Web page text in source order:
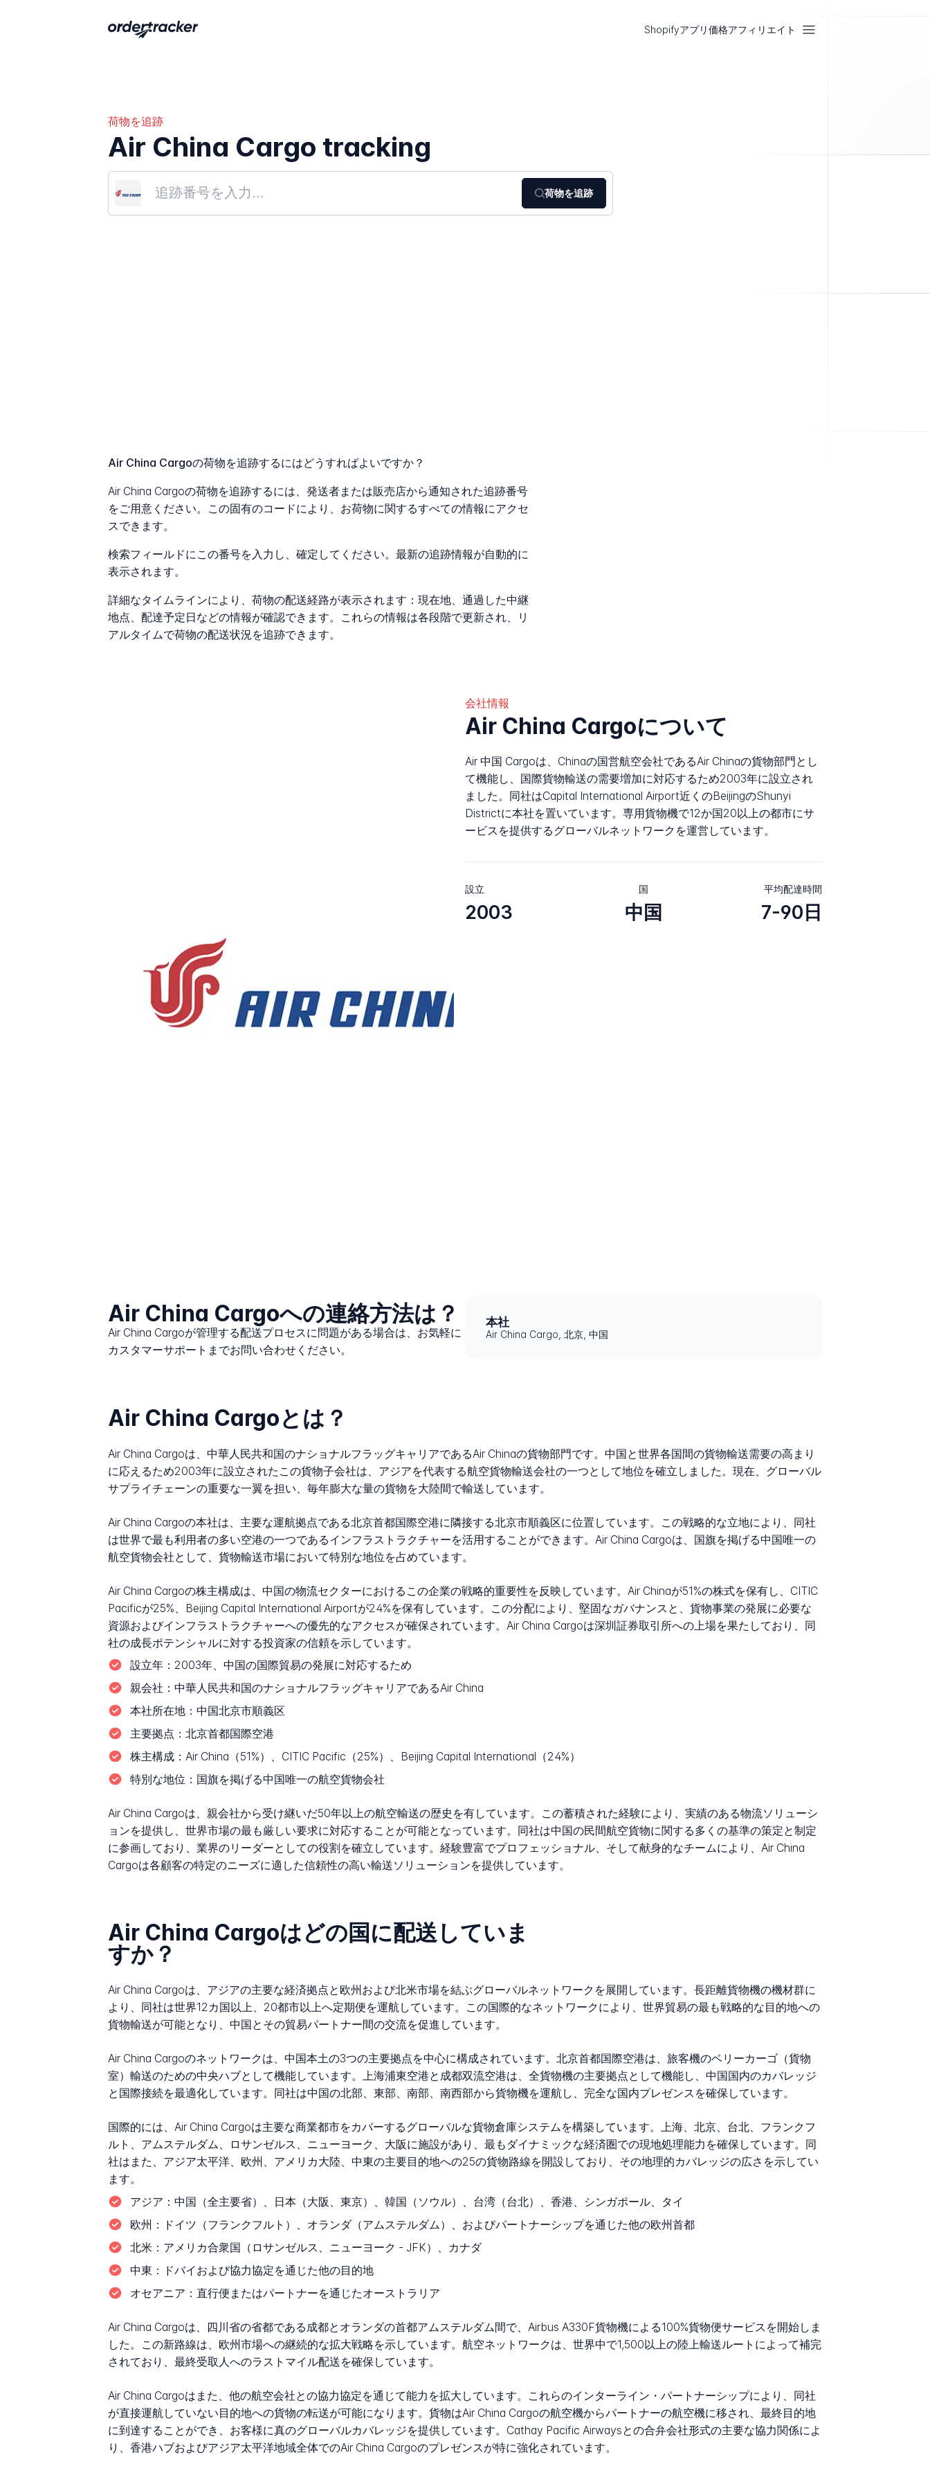
Shopifyアプリ価格アフィリエイト
荷物を追跡
Air China Cargo tracking
荷物を追跡
Air China Cargoの荷物を追跡するにはどうすればよいですか？
Air China Cargoの荷物を追跡するには、発送者または販売店から通知された追跡番号
をご用意ください。この固有のコードにより、お荷物に関するすべての情報にアクセ
スできます。
検索フィールドにこの番号を入力し、確定してください。最新の追跡情報が自動的に
表示されます。
詳細なタイムラインにより、荷物の配送経路が表示されます：現在地、通過した中継
地点、配達予定日などの情報が確認できます。これらの情報は各段階で更新され、リ
アルタイムで荷物の配送状況を追跡できます。
会社情報
Air China Cargoについて
Air 中国 Cargoは、Chinaの国営航空会社であるAir Chinaの貨物部門とし
て機能し、国際貨物輸送の需要増加に対応するため2003年に設立され
ました。同社はCapital International Airport近くのBeijingのShunyi
Districtに本社を置いています。専用貨物機で12か国20以上の都市にサ
ービスを提供するグローバルネットワークを運営しています。
設立
2003
国
中国
平均配達時間
7-90日
Air China Cargoへの連絡方法は？
Air China Cargoが管理する配送プロセスに問題がある場合は、お気軽に
カスタマーサポートまでお問い合わせください。
本社
Air China Cargo, 北京, 中国
Air China Cargoとは？
Air China Cargoは、中華人民共和国のナショナルフラッグキャリアであるAir Chinaの貨物部門です。中国と世界各国間の貨物輸送需要の高まり
に応えるため2003年に設立されたこの貨物子会社は、アジアを代表する航空貨物輸送会社の一つとして地位を確立しました。現在、グローバル
サプライチェーンの重要な一翼を担い、毎年膨大な量の貨物を大陸間で輸送しています。
Air China Cargoの本社は、主要な運航拠点である北京首都国際空港に隣接する北京市順義区に位置しています。この戦略的な立地により、同社
は世界で最も利用者の多い空港の一つであるインフラストラクチャーを活用することができます。Air China Cargoは、国旗を掲げる中国唯一の
航空貨物会社として、貨物輸送市場において特別な地位を占めています。
Air China Cargoの株主構成は、中国の物流セクターにおけるこの企業の戦略的重要性を反映しています。Air Chinaが51%の株式を保有し、CITIC
Pacificが25%、Beijing Capital International Airportが24%を保有しています。この分配により、堅固なガバナンスと、貨物事業の発展に必要な
資源およびインフラストラクチャーへの優先的なアクセスが確保されています。Air China Cargoは深圳証券取引所への上場を果たしており、同
社の成長ポテンシャルに対する投資家の信頼を示しています。
設立年： 2003年、中国の国際貿易の発展に対応するため
親会社： 中華人民共和国のナショナルフラッグキャリアであるAir China
本社所在地： 中国北京市順義区
主要拠点： 北京首都国際空港
株主構成： Air China（51%）、CITIC Pacific（25%）、Beijing Capital International（24%）
特別な地位： 国旗を掲げる中国唯一の航空貨物会社
Air China Cargoは、親会社から受け継いだ50年以上の航空輸送の歴史を有しています。この蓄積された経験により、実績のある物流ソリューシ
ョンを提供し、世界市場の最も厳しい要求に対応することが可能となっています。同社は中国の民間航空貨物に関する多くの基準の策定と制定
に参画しており、業界のリーダーとしての役割を確立しています。経験豊富でプロフェッショナル、そして献身的なチームにより、Air China
Cargoは各顧客の特定のニーズに適した信頼性の高い輸送ソリューションを提供しています。
Air China Cargoはどの国に配送していま
すか？
Air China Cargoは、アジアの主要な経済拠点と欧州および北米市場を結ぶグローバルネットワークを展開しています。長距離貨物機の機材群に
より、同社は世界12カ国以上、20都市以上へ定期便を運航しています。この国際的なネットワークにより、世界貿易の最も戦略的な目的地への
貨物輸送が可能となり、中国とその貿易パートナー間の交流を促進しています。
Air China Cargoのネットワークは、中国本土の3つの主要拠点を中心に構成されています。北京首都国際空港は、旅客機のベリーカーゴ（貨物
室）輸送のための中央ハブとして機能しています。上海浦東空港と成都双流空港は、全貨物機の主要拠点として機能し、中国国内のカバレッジ
と国際接続を最適化しています。同社は中国の北部、東部、南部、南西部から貨物機を運航し、完全な国内プレゼンスを確保しています。
国際的には、Air China Cargoは主要な商業都市をカバーするグローバルな貨物倉庫システムを構築しています。上海、北京、台北、フランクフ
ルト、アムステルダム、ロサンゼルス、ニューヨーク、大阪に施設があり、最もダイナミックな経済圏での現地処理能力を確保しています。同
社はまた、アジア太平洋、欧州、アメリカ大陸、中東の主要目的地への25の貨物路線を開設しており、その地理的カバレッジの広さを示してい
ます。
アジア： 中国（全主要省）、日本（大阪、東京）、韓国（ソウル）、台湾（台北）、香港、シンガポール、タイ
欧州：
ドイツ（フランクフルト）、オランダ（アムステルダム）、およびパートナーシップを通じた他の欧州首都
北米： アメリカ合衆国（ロサンゼルス、ニューヨーク - JFK）、カナダ
中東：
ドバイおよび協力協定を通じた他の目的地
オセアニア： 直行便またはパートナーを通じたオーストラリア
Air China Cargoは、四川省の省都である成都とオランダの首都アムステルダム間で、Airbus A330F貨物機による100%貨物便サービスを開始しま
した。この新路線は、欧州市場への継続的な拡大戦略を示しています。航空ネットワークは、世界中で1,500以上の陸上輸送ルートによって補完
されており、最終受取人へのラストマイル配送を確保しています。
Air China Cargoはまた、他の航空会社との協力協定を通じて能力を拡大しています。これらのインターライン・パートナーシップにより、同社
が直接運航していない目的地への貨物の転送が可能になります。貨物はAir China Cargoの航空機からパートナーの航空機に移され、最終目的地
に到達することができ、お客様に真のグローバルカバレッジを提供しています。Cathay Pacific Airwaysとの合弁会社形式の主要な協力関係によ
り、香港ハブおよびアジア太平洋地域全体でのAir China Cargoのプレゼンスが特に強化されています。